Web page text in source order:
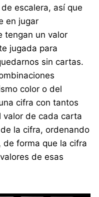
escalera, así que
en jugar
tengan un valor
jugada para
sin cartas.
color o del
cifra con tantos
de cada carta
la cifra, ordenando
de forma que la cifra
de esas